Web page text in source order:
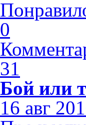
0
31
Бой или
16 авг